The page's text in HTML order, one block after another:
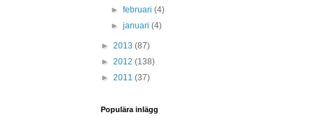
►februari(4)
►januari(4)
► 2013 (87)
► 2012 (138)
► 2011 (37)
Populära inlägg